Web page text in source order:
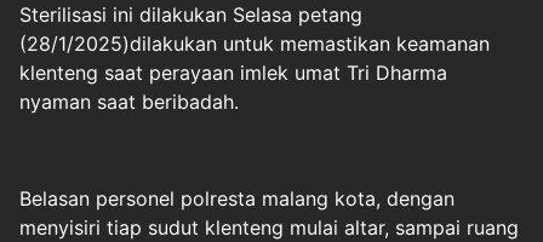
Sterilisasi ini dilakukan Selasa petang
(28/1/2025)dilakukan untuk memastikan keamanan
klenteng saat perayaan imlek umat Tri Dharma
nyaman saat beribadah.
Belasan personel polresta malang kota, dengan
menyisiri tiap sudut klenteng mulai altar, sampai ruang